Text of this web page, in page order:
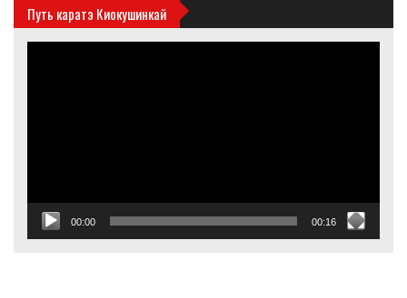
Путь каратэ Киокушинкай
00:00 00:16